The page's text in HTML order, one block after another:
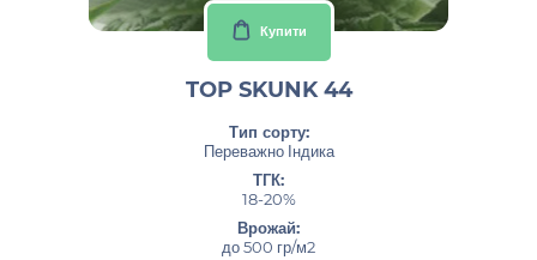
Купити
TOP SKUNK 44
Тип сорту:
Переважно Індика
ТГК:
18-20%
Врожай:
до 500 гр/м2